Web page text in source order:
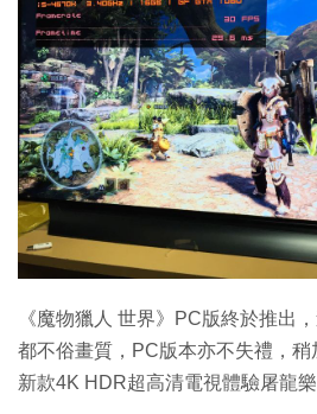
《魔物獵人 世界》PC版終於推出
都不俗畫質，PC版本亦不失禮，
新款4K HDR超高清電視體驗屠龍樂